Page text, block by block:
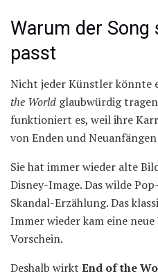
Warum der
passt
Nicht jeder Künstler könnte
the World glaubwürdig
funktioniert es, weil ihre
von Enden und
Sie hat immer wieder alte
Disney-Image. Das wilde
Skandal-Erzählung. Das
Immer wieder kam eine
Vorschein.
Deshalb wirkt End of the